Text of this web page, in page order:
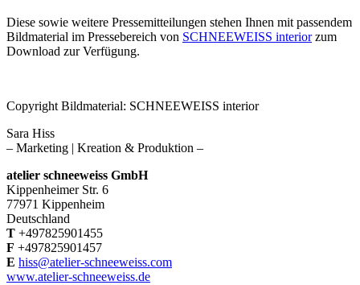
Diese sowie weitere Pressemitteilungen stehen Ihnen mit passendem
Bildmaterial im Pressebereich von SCHNEEWEISS interiorzum
Download zur Verfügung.
Copyright Bildmaterial: SCHNEEWEISS interior
Sara Hiss
– Marketing | Kreation & Produktion –
atelier schneeweiss GmbH
Kippenheimer Str. 6
77971 Kippenheim
Deutschland
T +497825901455
F +497825901457
E hiss@atelier-schneeweiss.com
www.atelier-schneeweiss.de